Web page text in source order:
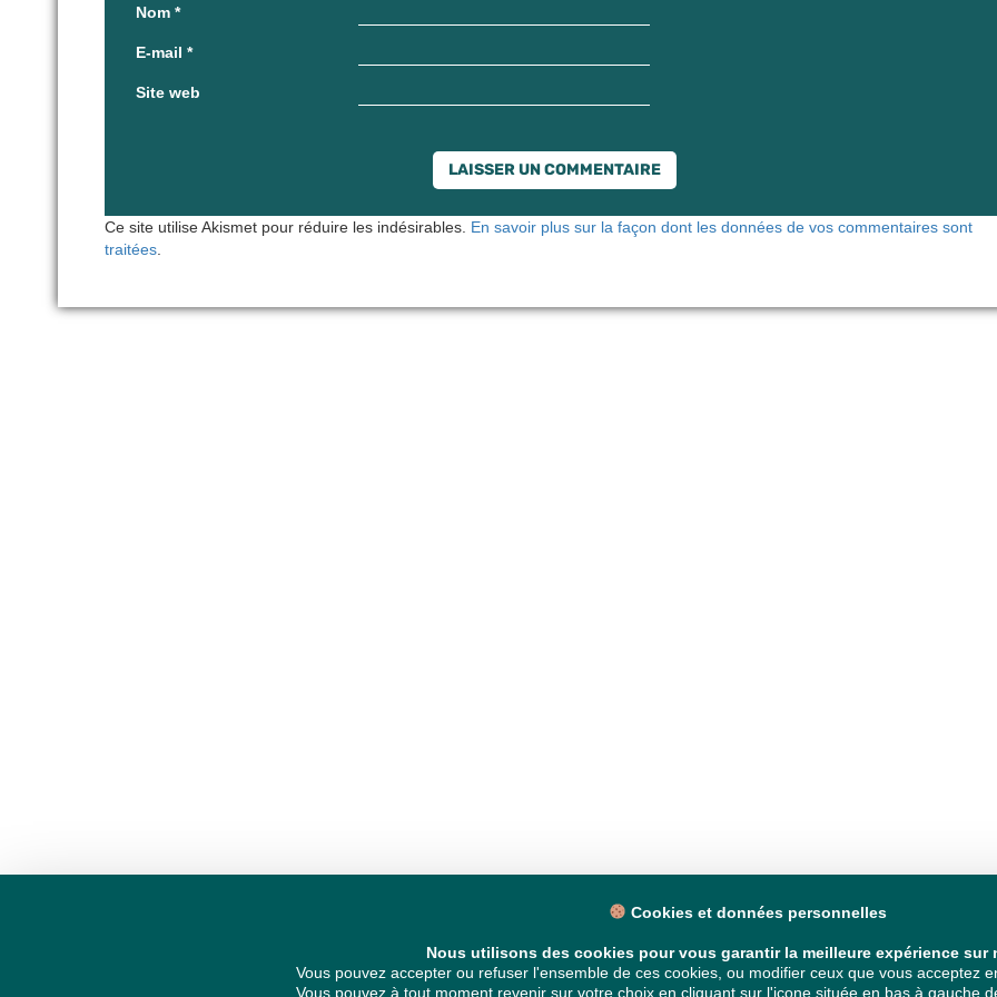
Nom *
E-mail *
Site web
Ce site utilise Akismet pour réduire les indésirables. En savoir plus sur la façon dont les données de vos commentaires sont
traitées
Cookies et données personnelles
Nous utilisons des cookies pour vous garantir la meilleure expérience sur
Vous pouvez accepter ou refuser l'ensemble de ces cookies, ou modifier ceux que vous acceptez
Vous pouvez à tout moment revenir sur votre choix en cliquant sur l'icone située en bas à gauche